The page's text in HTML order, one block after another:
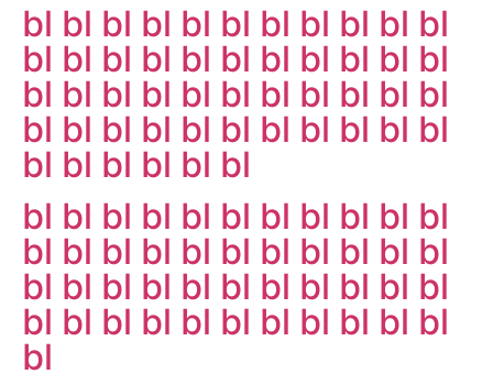
bl bl bl bl bl bl bl bl bl bl bl
bl bl bl bl bl bl bl bl bl bl bl
bl bl bl bl bl bl bl bl bl bl bl
bl bl bl bl bl bl bl bl bl bl bl
bl bl bl bl bl bl
bl bl bl bl bl bl bl bl bl bl bl
bl bl bl bl bl bl bl bl bl bl bl
bl bl bl bl bl bl bl bl bl bl bl
bl bl bl bl bl bl bl bl bl bl bl
bl